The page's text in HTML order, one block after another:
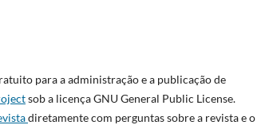
para a administração e a publicação de
sob a licença GNU General Public License.
diretamente com perguntas sobre a revista e o